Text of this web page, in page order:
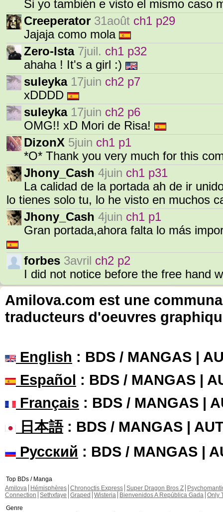
Si yo también e visto el mismo caso
Creeperator 31août ch1 p29
Jajaja como mola
Zero-Ista 7juil. ch1 p32
ahaha ! It's a girl :)
suleyka 17juin ch2 p7
xDDDD
suleyka 17juin ch2 p6
OMG!! xD Mori de Risa!
DizonX 5juin ch1 p1
*O* Thank you very much for this
Jhony_Cash 4juin ch1 p31
La calidad de la portada ah de ir
lo tienes solo tu, lo he visto en muchos
Jhony_Cash 4juin ch1 p1
Gran portada,ahora falta lo más
forbes 3avril ch2 p2
I did not notice before the free hand
Amilova.com est une
traducteurs d'oeuvres
English : BDS / MANGAS |
Español : BDS / MANGAS |
Français : BDS / MANGAS |
日本語: BDS / MANGAS |
Русский : BDS / MANGAS |
Top BDs / Manga
Amilova
Hémisphères Chronoctis Express Super Dragon Bros Z
Connection Sethxfaye Graped Wisteria Bienvenidos A República Gada Only
Genre